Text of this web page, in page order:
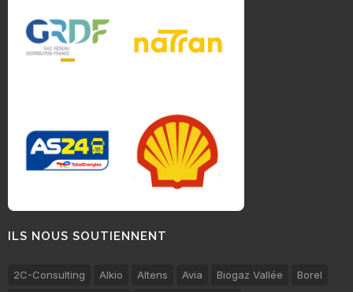
ILS NOUS SOUTIENNENT
2C-Consulting Alkio Altens Avia Biogaz Vallée
Borel